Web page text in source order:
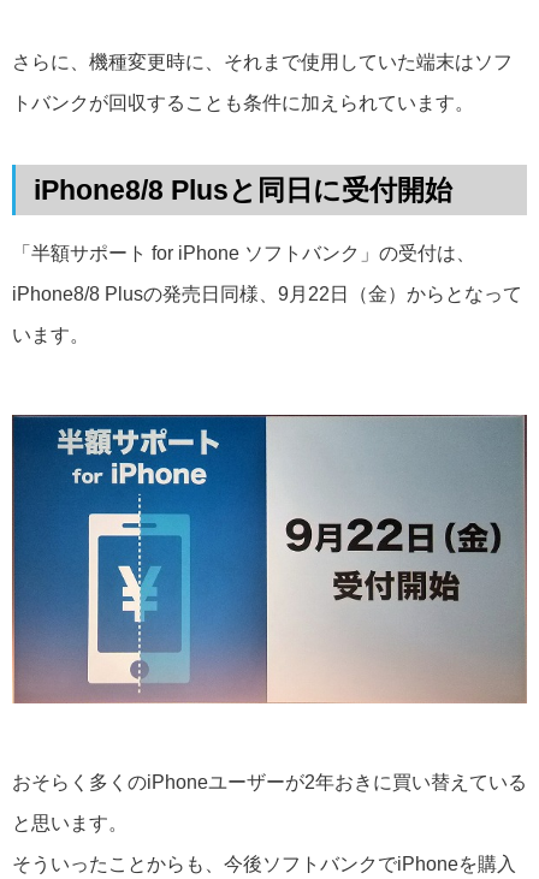
さらに、機種変更時に、それまで使用していた端末はソフ
トバンクが回収することも条件に加えられています。
iPhone8/8 Plusと同日に受付開始
「半額サポート for iPhone ソフトバンク」の受付は、
iPhone8/8 Plusの発売日同様、9月22日（金）からとなって
います。
おそらく多くのiPhoneユーザーが2年おきに買い替えている
と思います。
そういったことからも、今後ソフトバンクでiPhoneを購入